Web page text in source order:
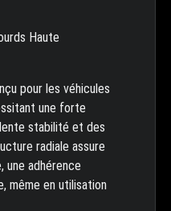
Haute
pour les véhicules
une forte
stabilité et des
radiale assure
une adhérence
même en utilisation